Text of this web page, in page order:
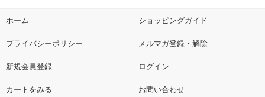
ホーム ショッピングガイド
プライバシーポリシー メルマガ登録・解除
新規会員登録 ログイン
カートをみる お問い合わせ